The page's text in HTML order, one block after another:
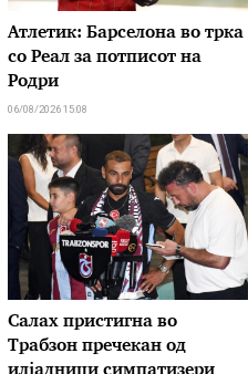
Атлетик: Барселона во трка
со Реал за потписот на
Родри
06/08/2026 15:08
Салах пристигна во
Трабзон пречекан од